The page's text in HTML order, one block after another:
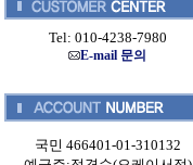
Tel: 010-4238-7980
E-mail 문의
국민 466401-01-310132